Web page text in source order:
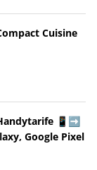
Cuisine
📱➡️
Google Pixel